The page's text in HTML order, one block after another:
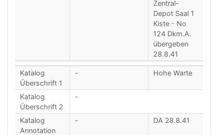
Zentral-
Depot Saal 1
Kiste - No
124 Dkm.A.
übergeben
28.8.41
Katalog
Überschrift 1
- Hohe Warte
Katalog
Überschrift 2
-
Katalog
Annotation
- DA 28.8.41